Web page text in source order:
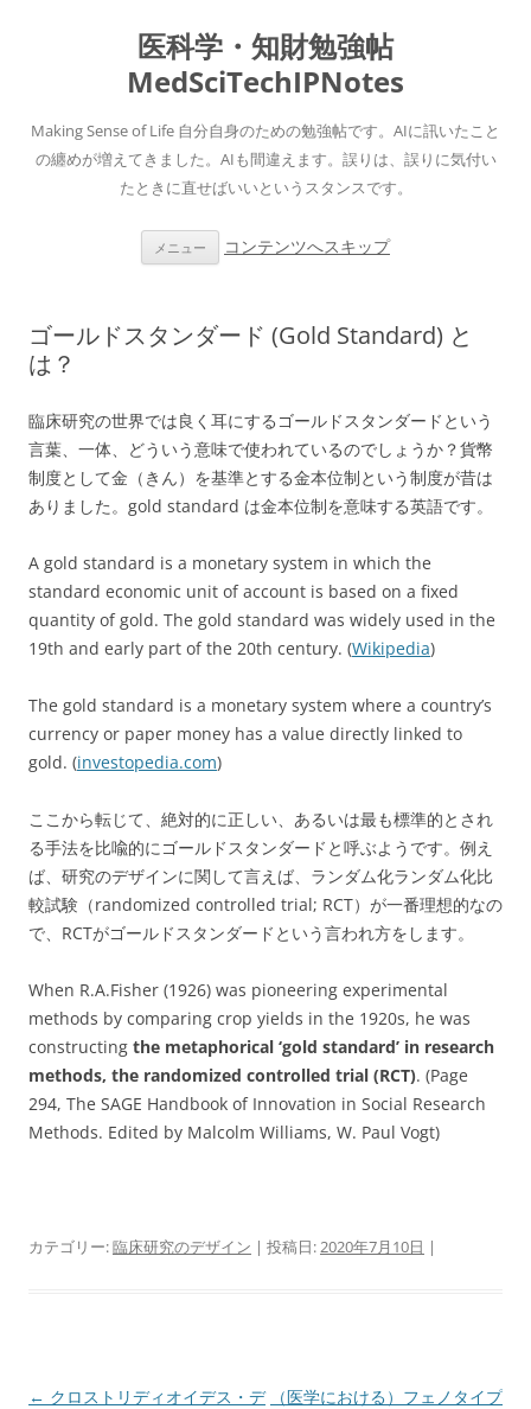
医科学・知財勉強帖
MedSciTechIPNotes
Making Sense of Life 自分自身のための勉強帖です。AIに訊いたこと
の纏めが増えてきました。AIも間違えます。誤りは、誤りに気付い
たときに直せばいいというスタンスです。
メニュー コンテンツへスキップ
ゴールドスタンダード (Gold Standard) と
は？
臨床研究の世界では良く耳にするゴールドスタンダードという
言葉、一体、どういう意味で使われているのでしょうか？貨幣
制度として金（きん）を基準とする金本位制という制度が昔は
ありました。gold standard は金本位制を意味する英語です。
A gold standard is a monetary system in which the
standard economic unit of account is based on a fixed
quantity of gold. The gold standard was widely used in the
19th and early part of the 20th century. (Wikipedia)
The gold standard is a monetary system where a country’s
currency or paper money has a value directly linked to
gold. (investopedia.com)
ここから転じて、絶対的に正しい、あるいは最も標準的とされ
る手法を比喩的にゴールドスタンダードと呼ぶようです。例え
ば、研究のデザインに関して言えば、ランダム化ランダム化比
較試験（randomized controlled trial; RCT）が一番理想的なの
で、RCTがゴールドスタンダードという言われ方をします。
When R.A.Fisher (1926) was pioneering experimental
methods by comparing crop yields in the 1920s, he was
constructing the metaphorical ‘gold standard’ in research
methods, the randomized controlled trial (RCT). (Page
294, The SAGE Handbook of Innovation in Social Research
Methods. Edited by Malcolm Williams, W. Paul Vogt)
カテゴリー:臨床研究のデザイン | 投稿日:2020年7月10日 |
投
← クロストリディオイデス・デ
（医学における）フェノタイプ